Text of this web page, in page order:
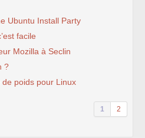
Ubuntu Install Party
facile
Mozilla à Seclin
?
poids pour Linux
1 2